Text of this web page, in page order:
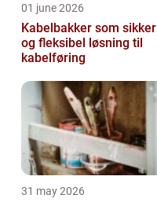
01 june 2026
Kabelbakker som sikker
og fleksibel løsning til
kabelføring
31 may 2026